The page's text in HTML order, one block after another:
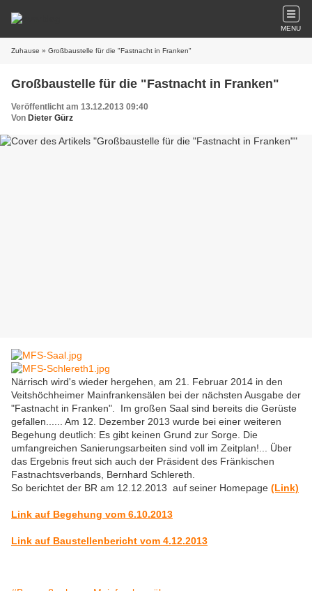
MENU
Zuhause » Großbaustelle für die "Fastnacht in Franken"
Großbaustelle für die "Fastnacht in Franken"
Veröffentlicht am 13.12.2013 09:40
Von Dieter Gürz
Närrisch wird's wieder hergehen, am 21. Februar 2014 in den
Veitshöchheimer Mainfrankensälen bei der nächsten Ausgabe der
"Fastnacht in Franken".
Im großen Saal sind bereits die Gerüste
gefallen...
... Am 12. Dezember 2013 wurde bei einer weiteren
Begehung deutlich: Es gibt keinen Grund zur Sorge. Die
umfangreichen Sanierungsarbeiten sind voll im Zeitplan! ... Über
das Ergebnis freut sich auch der Präsident des Fränkischen
Fastnachtsverbands, Bernhard Schlereth.
So berichtet der BR am 12.12.2013 auf seiner Homepage (Link)
Link auf Begehung vom 6.10.2013
Link auf Baustellenbericht vom 4.12.2013